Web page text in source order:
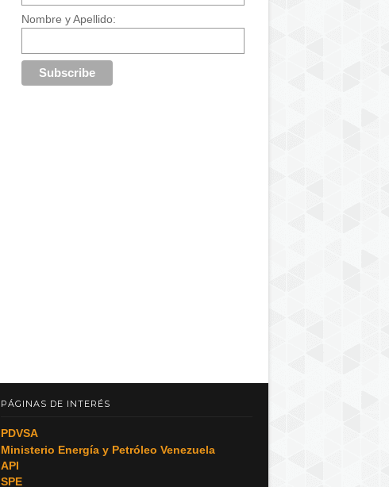
Nombre y Apellido:
PÁGINAS DE INTERÉS
PDVSA
Ministerio Energía y Petróleo Venezuela
API
SPE